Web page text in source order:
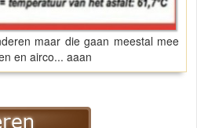
maar die gaan meestal mee
en airco... aaan